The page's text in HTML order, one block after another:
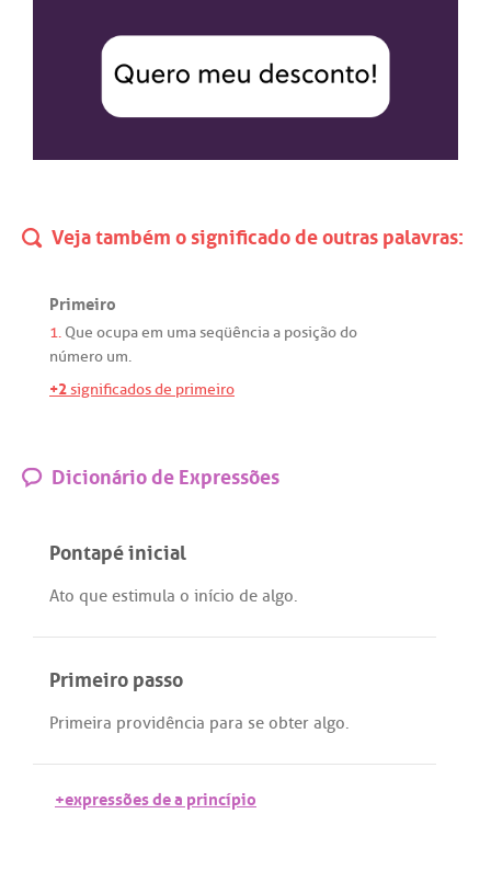
Veja também o significado de outras palavras:
Primeiro
1. Que ocupaem umaseqüênciaa posiçãodo
número um.
+2significados de primeiro
Dicionário de Expressões
Pontapé inicial
Ato que estimula o início de algo.
Primeiro passo
Primeira providência para se obter algo.
+expressões de a princípio